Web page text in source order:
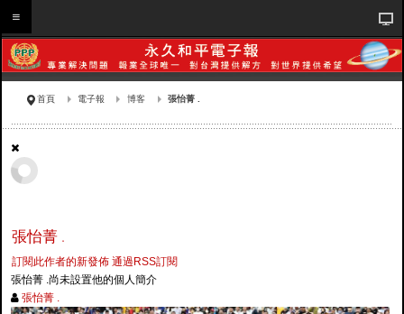
首頁 電子報 博客 張怡菁 .
張怡菁 .
訂閱此作者的新發佈 通過RSS訂閱
張怡菁 .尚未設置他的個人簡介
張怡菁 .